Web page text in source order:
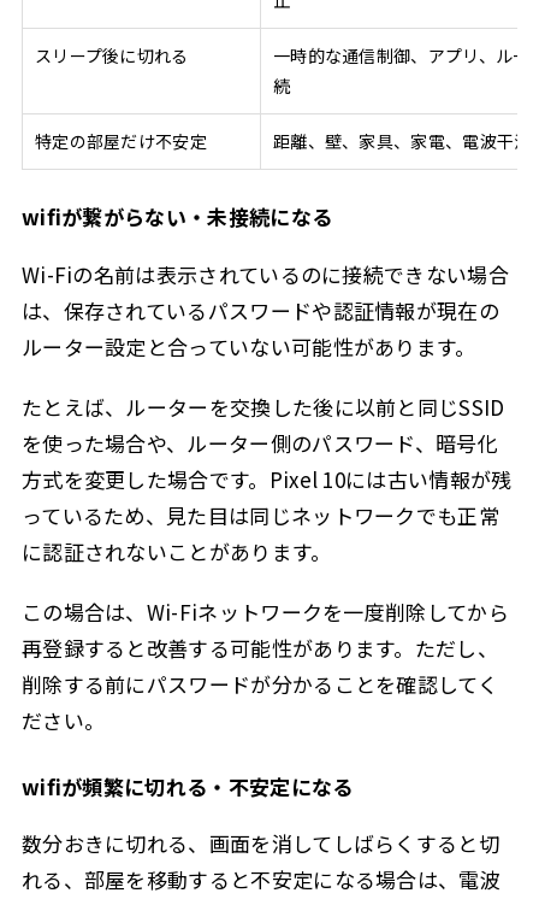
スリープ後に切れる
一時的な通信制御、アプリ、ルー
続
特定の部屋だけ不安定 距離、壁、家具、家電、電波干渉
wifiが繋がらない・未接続になる
Wi-Fiの名前は表示されているのに接続できない場合
は、保存されているパスワードや認証情報が現在の
ルーター設定と合っていない可能性があります。
たとえば、ルーターを交換した後に以前と同じSSID
を使った場合や、ルーター側のパスワード、暗号化
方式を変更した場合です。Pixel 10には古い情報が残
っているため、見た目は同じネットワークでも正常
に認証されないことがあります。
この場合は、Wi-Fiネットワークを一度削除してから
再登録すると改善する可能性があります。ただし、
削除する前にパスワードが分かることを確認してく
ださい。
wifiが頻繁に切れる・不安定になる
数分おきに切れる、画面を消してしばらくすると切
れる、部屋を移動すると不安定になる場合は、電波